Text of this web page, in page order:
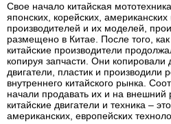
Свое начало китайская
японских, корейских,
производителей и их моделей,
размещено в Китае. После того,
китайские производители
копируя запчасти. Они копировали
двигатели, пластик и производили
внутреннего китайского рынка.
начали продавать их и на
китайские двигатели и техника –
американских, европейских